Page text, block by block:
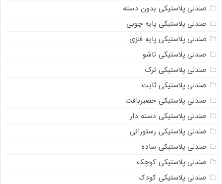
صندلی پلاستیکی بدون دسته
صندلی پلاستیکی پایه چوبی
صندلی پلاستیکی پایه فلزی
صندلی پلاستیکی تاشو
صندلی پلاستیکی ترک
صندلی پلاستیکی ثابت
صندلی پلاستیکی حصیربافت
صندلی پلاستیکی دسته دار
صندلی پلاستیکی رستورانی
صندلی پلاستیکی ساده
صندلی پلاستیکی کوچک
صندلی پلاستیکی کودک